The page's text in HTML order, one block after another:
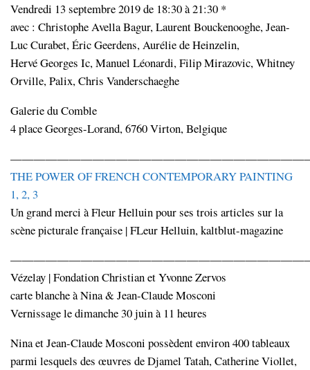
Vendredi 13 septembre 2019 de 18:30 à 21:30 *
avec : Christophe Avella Bagur, Laurent Bouckenooghe, Jean-
Luc Curabet, Éric Geerdens, Aurélie de Heinzelin,
Hervé Georges Ic, Manuel Léonardi, Filip Mirazovic, Whitney
Orville, Palix, Chris Vanderschaeghe
Galerie du Comble
4 place Georges-Lorand, 6760 Virton, Belgique
THE POWER OF FRENCH CONTEMPORARY PAINTING
1, 2, 3
Un grand merci à Fleur Helluin pour ses trois articles sur la
scène picturale française | FLeur Helluin, kaltblut-magazine
Vézelay | Fondation Christian et Yvonne Zervos
carte blanche à Nina & Jean-Claude Mosconi
Vernissage le dimanche 30 juin à 11 heures
Nina et Jean-Claude Mosconi possèdent environ 400 tableaux
parmi lesquels des œuvres de Djamel Tatah, Catherine Viollet,